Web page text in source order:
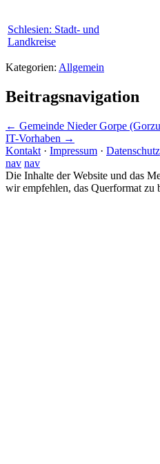
Schlesien: Stadt- und
Landkreise
Kategorien: Allgemein
Beitragsnavigation
← Gemeinde Nieder Gorpe
IT-Vorhaben →
Kontakt · Impressum · Datenschutz
nav nav
Die Inhalte der Website und das
wir empfehlen, das Querformat zu